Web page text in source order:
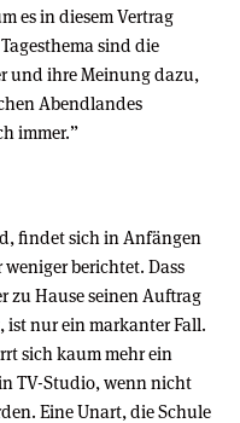
es in diesem Vertrag
sind die
und ihre Meinung dazu,
Abendlandes
immer.”
findet sich in Anfängen
berichtet. Dass
zu Hause seinen Auftrag
ist nur ein markanter Fall.
sich kaum mehr ein
TV-Studio, wenn nicht
Eine Unart, die Schule